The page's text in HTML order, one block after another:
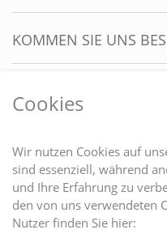
KOMMEN SIE UNS
DU FINDEST UNS
EINKAUFEN
Cookies
Wir nutzen Cookies auf
sind essenziell, während
und Ihre Erfahrung zu
den von uns verwendeten
Nutzer finden Sie hier: